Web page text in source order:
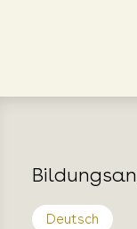
Deutsch